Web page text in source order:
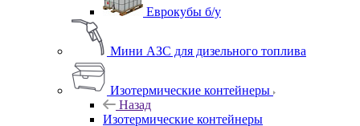
Еврокубы б/у
Мини АЗС для дизельного топлива
Изотермические контейнеры
Назад
Изотермические контейнеры